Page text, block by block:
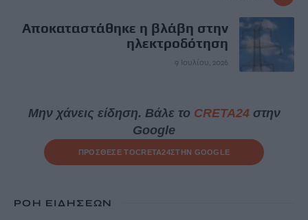
Aποκαταστάθηκε η βλάβη στην
ηλεκτροδότηση
9 Ιουλίου, 2026
Μην χάνεις είδηση. Βάλε το CRETA24στην
Google
ΠΡΟΣΘΕΣΕ ΤΟCRETA24ΣΤΗΝ GOOGLE
ΡΟΗ ΕΙΔΗΣΕΩΝ